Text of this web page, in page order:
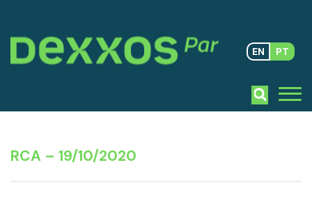
EN PT
RCA – 19/10/2020